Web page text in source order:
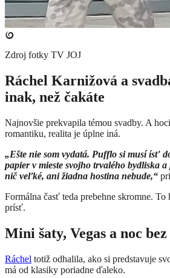
Zdroj fotky TV JOJ
Ráchel Karnižová a
inak, než čakáte
Najnovšie prekvapila témou svadby. A
romantiku, realita je úplne iná.
„Ešte nie som vydatá. Pufflo si musí ísť
papier v mieste svojho trvalého bydliska
nič veľké, ani žiadna hostina nebude,“
Formálna časť teda prebehne skromne. To
prísť.
Mini šaty, Vegas a noc
Ráchel totiž odhalila, ako si predstavuje
má od klasiky poriadne ďaleko.